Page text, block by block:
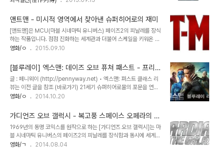
에서 다루게 되었는데요(바로가기), 이 무슨 운명의 장난인가! 21년 후
에 이를 능가할 괴작이 다시 한번 등장할 줄은 로저 코만 옹도 몰랐을
겁니다. (괴작열전 최초로 원작, 리메이크 모두 등극했다능!!) 최근 마
블 시네마틱 유니버스가 헐리우드 영화판의 황금알을 낳는 거위가 되
어버리면서 DC코믹스 진영은 물론이고 마블 캐릭터의 일부 판권을
다. 일단 마블이 직접 주도하..
앤트맨 - 미시적 영역에서 찾아낸 슈퍼히어로의 재미
[앤트맨]은 MCU(마블 시네마틱 유니버스) 페이즈2의 피날레를 장식
하는 작품입니다. 점점 진화하는 세계관과 더불어 스케일을 키워온 마
블 영화를 생각할때 [앤트맨]은 꽤 이질적인 느낌을 줍니다. 아무리 원
에서 앤트맨을 투입할 필요가 있을까하는 의문을 갖게되는 것도 부인
할 순 없지요. 일단 [어벤져스]를 떼어 놓고 [앤트맨]에만 집중해보도
록 합시다. [앤트맨]은 범죄자의 길에서 벗어나 (사실 그 범죄라는 것
도 따지고 보면 명분있는 의적질에 가깝습니다만...) 제대로 된 아버지
가 되고자 하는 한 소시민의 이야기입니다. 어찌어찌하다보니 하워드
어로가 되는 과정을 그리고 있지요. 내..
영화/ㅇ 2015.09.10
[블루레이] 엑스맨: 데이즈 오브 퓨쳐 패스트 - 프리퀄
과 시퀄의 매혹적인 결합
글 : 페니웨이 (http://pennyway.net) • 엑스맨: 퍼스트 클래스 리
뷰는 이전 글을 참조 (바로가기) 21세기 슈퍼히어로물의 포문을 연
[엑스맨] 프렌차이즈는 오리지널 3부작을 포함해 2편의 [울버린] 스
편에 달한다. 여기에 최근작 [엑스맨: 데이즈 오브 퓨쳐 패스트]까지
하면 장장 7편이나 되는 장수 시리즈인데, 문제는 이 시리즈에 관여한
감독만 해도 5명이란 점이다. 설정의 충돌과 뒤틀린 연대순, 여러모로
뒤죽박죽이 되어버린 시리즈를 재정립하기 위해서는 교통정리가 필요
한 시점이다. 호평과 함께 수월하게 새 판을 짰던 [엑스맨: 퍼스트 클래
영화/ㅇ 2014.10.20
가디언즈 오브 갤럭시 - 복고풍 스페이스 오페라의 귀
환
1969년의 동명 코믹스를 원작으로 하는 [가디언즈 오브 갤럭시]는 마
블 시네마틱 유니버스의 페이즈2의 피날레를 장식함과 동시에 세계관
을 확장하는 기로에 놓인 작품입니다. 비록 [토르]의 세계관이 아스가
영화/ㄱ 2014.08.04